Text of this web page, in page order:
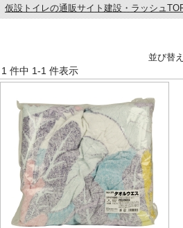
仮設トイレの通販サイト建設・ラッシュ
並び替え
1 件中 1-1 件表示